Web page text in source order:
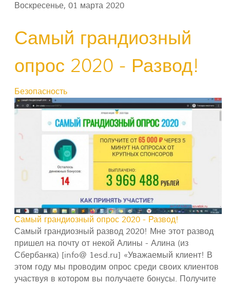
Воскресенье, 01 марта 2020
Самый грандиозный
опрос 2020 - Развод!
Безопасность
Самый грандиозный опрос 2020 - Развод!
Самый грандиозный развод 2020! Мне этот развод
пришел на почту от некой Алины - Алина (из
Сбербанка) [info@ 1esd.ru] «Уважаемый клиент! В
этом году мы проводим опрос среди своих клиентов
участвуя в котором вы получаете бонусы. Получите